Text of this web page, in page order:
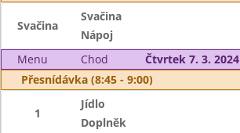
Svačina
Svačina
Nápoj
Menu
Chod
Čtvrtek 7. 3. 2024
Přesnídávka (8:45 - 9:00)
1
Jídlo
Doplněk